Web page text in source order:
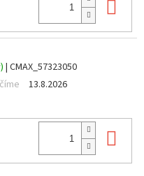
| CMAX_57323050
13.8.2026